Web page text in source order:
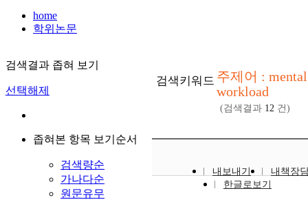
home
학위논문
검색결과 좁혀 보기
선택해제
좁혀본 항목 보기순서
검색량순
가나다순
원문유무
검색키워드 주제어 : mental
workload
(검색결과 12 건)
내보내기
내책장
한글로보기